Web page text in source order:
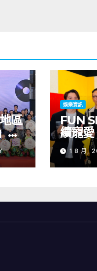
區
藝
》
王
娛樂資訊
FUN
續寵
辰・音
1 日至
旦」優
1 8 月,